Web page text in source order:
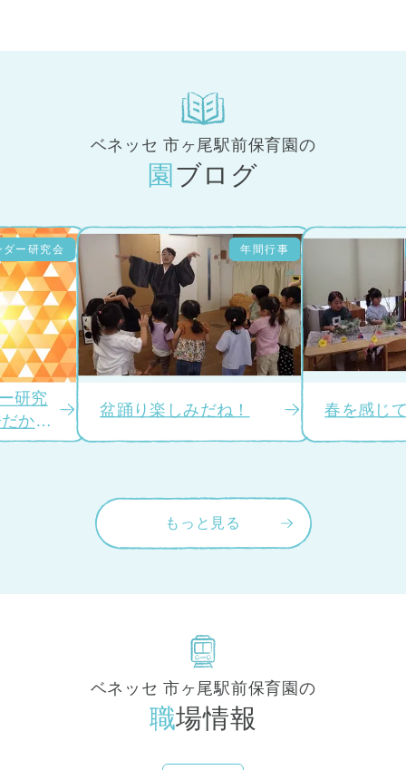
ベネッセ 市ヶ尾駅前保育園の
園ブログ
ダー研究会
研究
から
～
年間行事
盆踊り楽しみだね！ 春を感じ
もっと見る
ベネッセ 市ヶ尾駅前保育園の
職場情報